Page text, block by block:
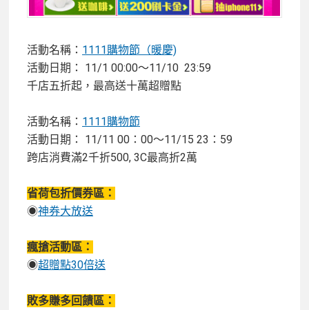
活動名稱： 1111購物節（暖慶)
活動日期： 11/1 00:00～11/10 23:59
千店五折起，最高送十萬超贈點
活動名稱： 1111購物節
活動日期： 11/11 00：00～11/15 23：59
跨店消費滿2千折500, 3C最高折2萬
省荷包折價券區：
◉神券大放送
瘋搶活動區：
◉超贈點30倍送
敗多賺多回饋區：